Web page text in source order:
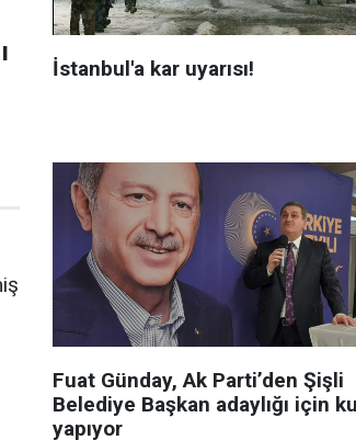
İstanbul'a kar uyarısı!
Fuat Günday, Ak Parti’den Şişli
Belediye Başkan adaylığı için
yapıyor